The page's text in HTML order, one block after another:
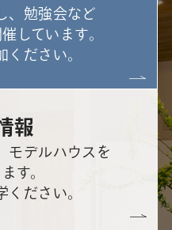
、勉強会など
しています。
ください。
報
モデルハウスを
す。
ください。